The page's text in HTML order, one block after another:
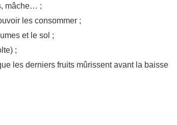
mâche… ;
les consommer ;
et le sol ;
;
les derniers fruits mûrissent avant la baisse